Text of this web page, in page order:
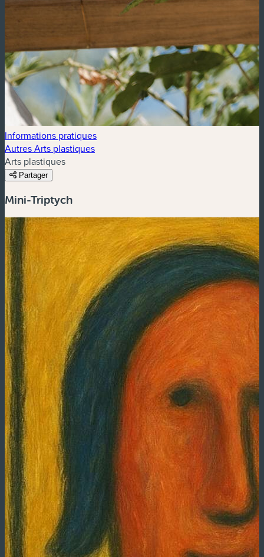
Informations pratiques
Autres Arts plastiques
Arts plastiques
Partager
Mini-Triptych